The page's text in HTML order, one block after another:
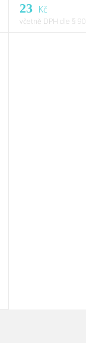
23 Kč
včetně DPH dle § 90